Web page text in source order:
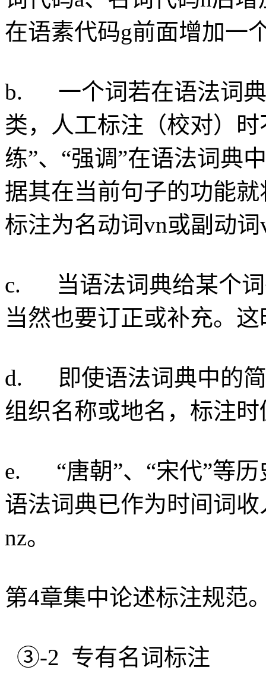
在语素代码g前面增加一
b. 一个词若在语法词典
类，人工标注（校对）
练”、“强调”在语法词典
据其在当前句子的功能
标注为名动词vn或副动词
c. 当语法词典给某个词
当然也要订正或补充。
d. 即使语法词典中的简
组织名称或地名，标注
e. “唐朝”、“宋代”等历
语法词典已作为时间词
nz。
第4章集中论述标注规范
③-2 专有名词标注